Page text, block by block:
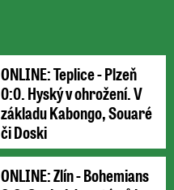
ONLINE: Teplice - Plzeň
0:0. Hyský v ohrožení. V
základu Kabongo, Souaré
či Doski
ONLINE: Zlín - Bohemians